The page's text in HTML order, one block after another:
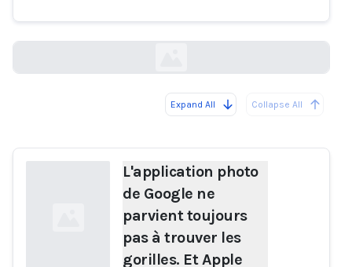
Expand All Collapse All
L'application photo
de Google ne
parvient toujours
pas à trouver les
gorilles. Et Apple